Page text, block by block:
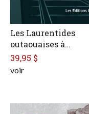
Les Laurentides
outaouaises à…
39,95 $
voir